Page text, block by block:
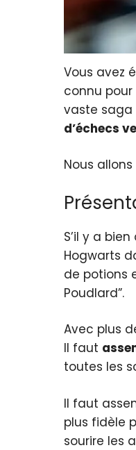
Vous avez
connu
vaste saga
d’échecs
Nous
S’il y a
Hogwarts
de potions
Poudlard”.
Avec plus
Il faut
toutes les
Il faut
plus fidèle
sourire les